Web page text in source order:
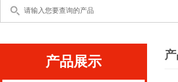
产品展示